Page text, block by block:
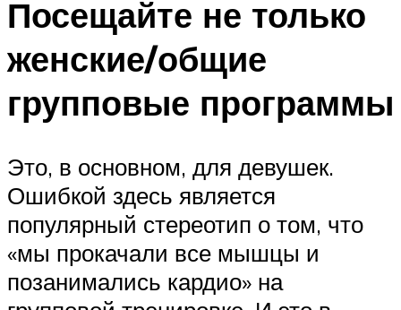
Посещайте не только
женские/общие
групповые программы
Это, в основном, для девушек.
Ошибкой здесь является
популярный стереотип о том, что
«мы прокачали все мышцы и
позанимались кардио» на